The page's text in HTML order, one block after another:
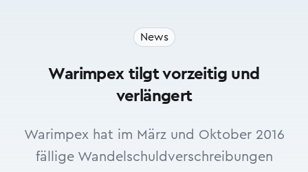
News
Warimpex tilgt vorzeitig und
verlängert
Warimpex hat im März und Oktober 2016
fällige Wandelschuldverschreibungen